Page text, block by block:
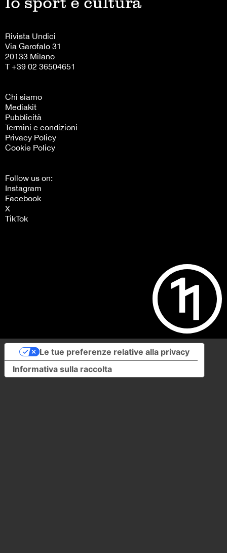
Rivista Undici
Via Garofalo 31
20133 Milano
T +39 02 36504651
Chi siamo
Mediakit
Pubblicità
Termini e condizioni
Privacy Policy
Cookie Policy
Follow us on:
Instagram
Facebook
X
TikTok
Informativa sulla raccolta
Le tue preferenze relative alla privacy